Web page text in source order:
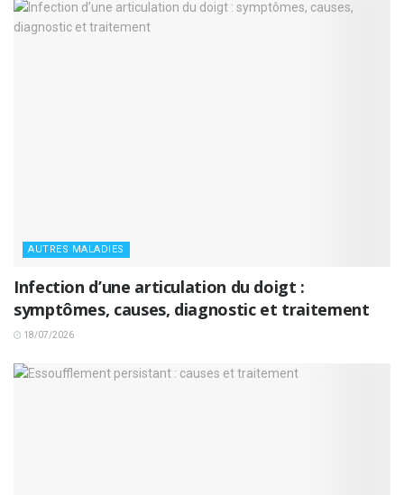
AUTRES MALADIES
Infection d’une articulation du doigt :
symptômes, causes, diagnostic et traitement
18/07/2026